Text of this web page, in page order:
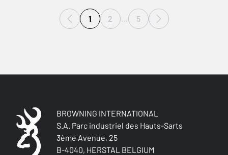
1 2 … 5
BROWNING INTERNATIONAL
S.A. Parc industriel des Hauts-Sarts
3ème Avenue, 25
B-4040, HERSTAL BELGIUM